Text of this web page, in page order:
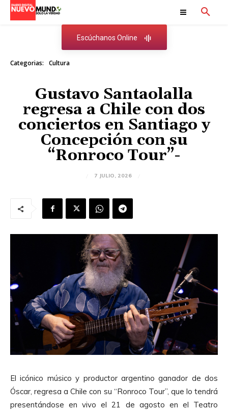
Escúchanos Online
Categorias: Cultura
Gustavo Santaolalla
regresa a Chile con dos
conciertos en Santiago y
Concepción con su
“Ronroco Tour”-
7 JULIO, 2026
El icónico músico y productor argentino ganador de dos
Óscar, regresa a Chile con su “Ronroco Tour”, que lo tendrá
presentándose en vivo el 21 de agosto en el Teatro